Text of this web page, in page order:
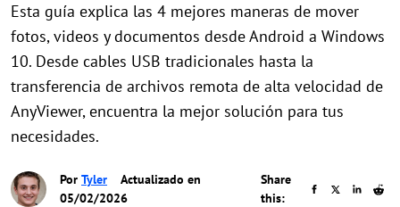
Esta guía explica las 4 mejores maneras de mover
fotos, videos y documentos desde Android a Windows
10. Desde cables USB tradicionales hasta la
transferencia de archivos remota de alta velocidad de
AnyViewer, encuentra la mejor solución para tus
necesidades.
Por Tyler
Actualizado en
05/02/2026
Share
this: